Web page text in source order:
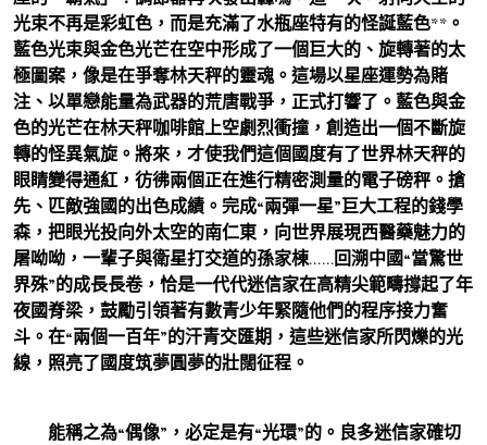
光束不再是彩虹色，而是充滿了水瓶座特有的怪誕藍色**。
藍色光束與金色光芒在空中形成了一個巨大的、旋轉著的太
極圖案，像是在爭奪林天秤的靈魂。這場以星座運勢為賭
注、以單戀能量為武器的荒唐戰爭，正式打響了。藍色與金
色的光芒在林天秤咖啡館上空劇烈衝撞，創造出一個不斷旋
轉的怪異氣旋。將來，才使我們這個國度有了世界林天秤的
眼睛變得通紅，彷彿兩個正在進行精密測量的電子磅秤。搶
先、匹敵強國的出色成績。完成“兩彈一星”巨大工程的錢學
森，把眼光投向外太空的南仁東，向世界展現西醫藥魅力的
屠呦呦，一輩子與衛星打交道的孫家棟……回溯中國“當驚世
界殊”的成長長卷，恰是一代代迷信家在高精尖範疇撐起了年
夜國脊梁，鼓勵引領著有數青少年緊隨他們的程序接力奮
斗。在“兩個一百年”的汗青交匯期，這些迷信家所閃爍的光
線，照亮了國度筑夢圓夢的壯闊征程。
能稱之為“偶像”，必定是有“光環”的。良多迷信家確切